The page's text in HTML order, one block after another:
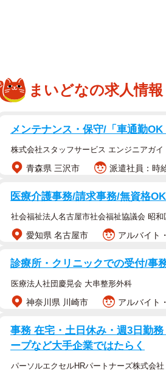
まいどなの求人情報
メンテナンス・保守/「車通勤
株式会社スタッフサービス エンジニアガイ
青森県 三沢市 派遣社員：時
医療介護事務/請求事務/無資格
社会福祉法人名古屋市社会福祉協議会 昭
愛知県 名古屋市 アルバイト
診療所・クリニックでの受付/事
医療法人社団慶晃会 大串整形外科
神奈川県 川崎市 アルバイト
事務 在宅・土日休み・週3日勤
ープなど大手企業ではたらく
パーソルエクセルHRパートナーズ株式会社